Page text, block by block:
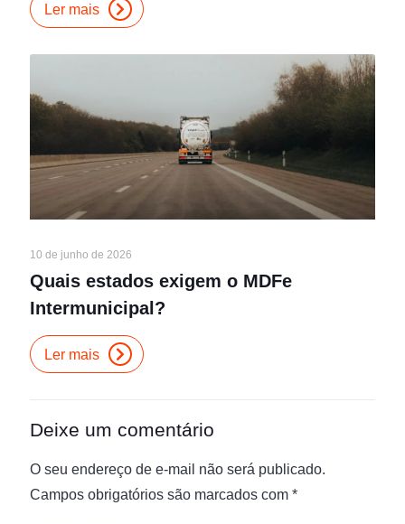
Ler mais
10 de junho de 2026
Quais estados exigem o MDFe
Intermunicipal?
Ler mais
Deixe um comentário
O seu endereço de e-mail não será publicado.
Campos obrigatórios são marcados com *